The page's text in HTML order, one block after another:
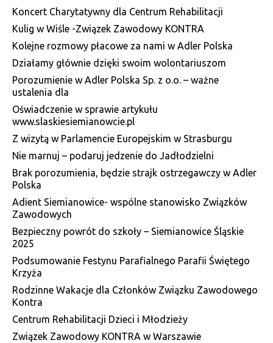
Koncert Charytatywny dla Centrum Rehabilitacji
Kulig w Wiśle -Związek Zawodowy KONTRA
Kolejne rozmowy płacowe za nami w Adler Polska
Działamy głównie dzięki swoim wolontariuszom
Porozumienie w Adler Polska Sp. z o.o. – ważne
ustalenia dla
Oświadczenie w sprawie artykułu
www.slaskiesiemianowcie.pl
Z wizytą w Parlamencie Europejskim w Strasburgu
Nie marnuj – podaruj jedzenie do Jadłodzielni
Brak porozumienia, będzie strajk ostrzegawczy w Adler
Polska
Adient Siemianowice- wspólne stanowisko Związków
Zawodowych
Bezpieczny powrót do szkoły – Siemianowice Śląskie
2025
Podsumowanie Festynu Parafialnego Parafii Świętego
Krzyża
Rodzinne Wakacje dla Członków Związku Zawodowego
Kontra
Centrum Rehabilitacji Dzieci i Młodzieży
Związek Zawodowy KONTRA w Warszawie